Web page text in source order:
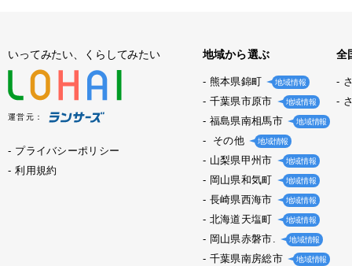
いってみたい、くらしてみたい
運営元：
プライバシーポリシー
利用規約
地域から選ぶ
熊本県錦町 地域情報
千葉県市原市 地域情報
福島県南相馬市 地域情報
その他 地域情報
山梨県甲州市 地域情報
岡山県和気町 地域情報
長崎県西海市 地域情報
北海道天塩町 地域情報
岡山県赤磐市. 地域情報
千葉県南房総市 地域情報
全